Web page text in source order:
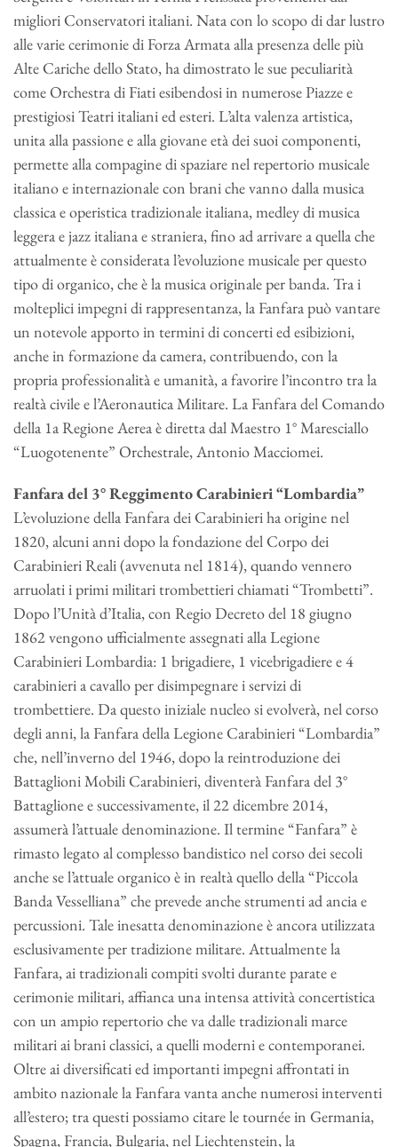
migliori Conservatori italiani. Nata con lo scopo di dar lustro
alle varie cerimonie di Forza Armata alla presenza delle più
Alte Cariche dello Stato, ha dimostrato le sue peculiarità
come Orchestra di Fiati esibendosi in numerose Piazze e
prestigiosi Teatri italiani ed esteri. L’alta valenza artistica,
unita alla passione e alla giovane età dei suoi componenti,
permette alla compagine di spaziare nel repertorio musicale
italiano e internazionale con brani che vanno dalla musica
classica e operistica tradizionale italiana, medley di musica
leggera e jazz italiana e straniera, fino ad arrivare a quella che
attualmente è considerata l’evoluzione musicale per questo
tipo di organico, che è la musica originale per banda. Tra i
molteplici impegni di rappresentanza, la Fanfara può vantare
un notevole apporto in termini di concerti ed esibizioni,
anche in formazione da camera, contribuendo, con la
propria professionalità e umanità, a favorire l’incontro tra la
realtà civile e l’Aeronautica Militare. La Fanfara del Comando
della 1a Regione Aerea è diretta dal Maestro 1° Maresciallo
“Luogotenente” Orchestrale, Antonio Macciomei.
Fanfara del 3° Reggimento Carabinieri “Lombardia”
L’evoluzione della Fanfara dei Carabinieri ha origine nel
1820, alcuni anni dopo la fondazione del Corpo dei
Carabinieri Reali (avvenuta nel 1814), quando vennero
arruolati i primi militari trombettieri chiamati “Trombetti”.
Dopo l’Unità d’Italia, con Regio Decreto del 18 giugno
1862 vengono ufficialmente assegnati alla Legione
Carabinieri Lombardia: 1 brigadiere, 1 vicebrigadiere e 4
carabinieri a cavallo per disimpegnare i servizi di
trombettiere. Da questo iniziale nucleo si evolverà, nel corso
degli anni, la Fanfara della Legione Carabinieri “Lombardia”
che, nell’inverno del 1946, dopo la reintroduzione dei
Battaglioni Mobili Carabinieri, diventerà Fanfara del 3°
Battaglione e successivamente, il 22 dicembre 2014,
assumerà l’attuale denominazione. Il termine “Fanfara” è
rimasto legato al complesso bandistico nel corso dei secoli
anche se l’attuale organico è in realtà quello della “Piccola
Banda Vesselliana” che prevede anche strumenti ad ancia e
percussioni. Tale inesatta denominazione è ancora utilizzata
esclusivamente per tradizione militare. Attualmente la
Fanfara, ai tradizionali compiti svolti durante parate e
cerimonie militari, affianca una intensa attività concertistica
con un ampio repertorio che va dalle tradizionali marce
militari ai brani classici, a quelli moderni e contemporanei.
Oltre ai diversificati ed importanti impegni affrontati in
ambito nazionale la Fanfara vanta anche numerosi interventi
all’estero; tra questi possiamo citare le tournée in Germania,
Spagna, Francia, Bulgaria, nel Liechtenstein, la